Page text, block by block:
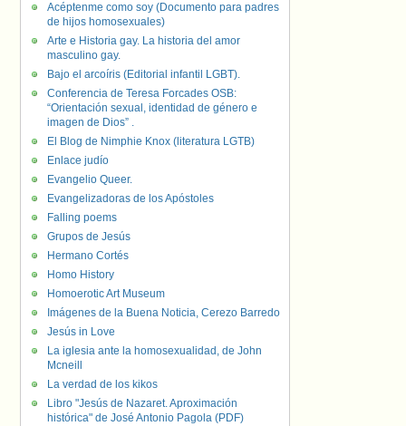
Acéptenme como soy (Documento para padres
de hijos homosexuales)
Arte e Historia gay. La historia del amor
masculino gay.
Bajo el arcoíris (Editorial infantil LGBT).
Conferencia de Teresa Forcades OSB:
“Orientación sexual, identidad de género e
imagen de Dios” .
El Blog de Nimphie Knox (literatura LGTB)
Enlace judío
Evangelio Queer.
Evangelizadoras de los Apóstoles
Falling poems
Grupos de Jesús
Hermano Cortés
Homo History
Homoerotic Art Museum
Imágenes de la Buena Noticia, Cerezo Barredo
Jesús in Love
La iglesia ante la homosexualidad, de John
Mcneill
La verdad de los kikos
Libro "Jesús de Nazaret. Aproximación
histórica" de José Antonio Pagola (PDF)